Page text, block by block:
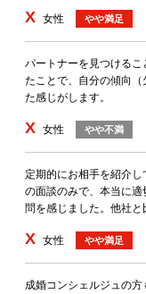
X 女性 やや満足
パートナーを見つける
たことで、自分の傾向
た感じがします。
X 女性 やや不満
定期的にお相手を紹介
の面談のみで、本当に
問を感じました。他社と
X 女性 やや満足
成婚コンシェルジュの